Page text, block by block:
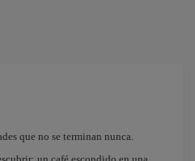
que no se terminan nunca.